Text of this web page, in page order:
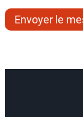
Envoyer le